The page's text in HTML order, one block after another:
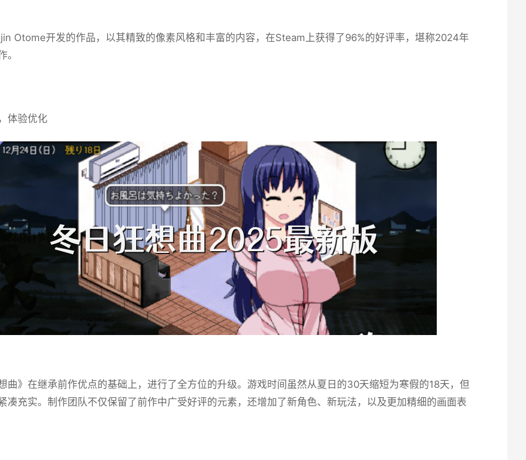
Otome开发的作品，以其精致的像素风格和丰富的内容，在Steam上获得了​​96%的好评率​​，堪称2024年
。
体验优化
曲》在继承前作优点的基础上，进行了全方位的升级。游戏时间虽然从夏日的30天缩短为寒假的18天，但
凑充实。制作团队不仅保留了前作中广受好评的元素，还增加了​​新角色、新玩法​​，以及更加精细的画面表